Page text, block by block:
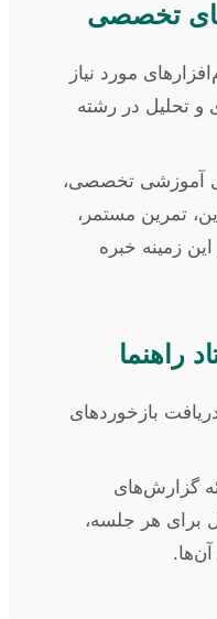
تخصصی
مورد نیاز
و تحلیل در رشته
آموزشی تخصصی،
تمرین مستمر،
زمینه خبره
راهنما
بازخوردهای
گزارش‌های
برای هر جلسه،